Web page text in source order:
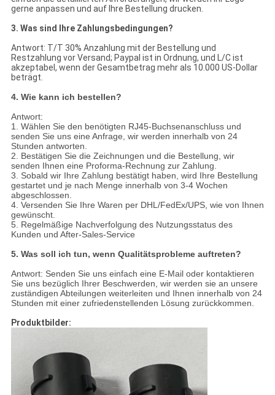
gerne anpassen und auf Ihre Bestellung drucken.
3. Was sind Ihre Zahlungsbedingungen?
Antwort: T/T 30% Anzahlung mit der Bestellung und
Restzahlung vor Versand; Paypal ist in Ordnung, und L/C ist
akzeptabel, wenn der Gesamtbetrag mehr als 10.000 US-Dollar
beträgt.
4. Wie kann ich bestellen?
Antwort:
1. Wählen Sie den benötigten RJ45-Buchsenanschluss und
senden Sie uns eine Anfrage, wir werden innerhalb von 24
Stunden antworten.
2. Bestätigen Sie die Zeichnungen und die Bestellung, wir
senden Ihnen eine Proforma-Rechnung zur Zahlung.
3. Sobald wir Ihre Zahlung bestätigt haben, wird Ihre Bestellung
gestartet und je nach Menge innerhalb von 3-4 Wochen
abgeschlossen.
4. Versenden Sie Ihre Waren per DHL/FedEx/UPS, wie von Ihnen
gewünscht.
5. Regelmäßige Nachverfolgung des Nutzungsstatus des
Kunden und After-Sales-Service
5. Was soll ich tun, wenn Qualitätsprobleme auftreten?
Antwort: Senden Sie uns einfach eine E-Mail oder kontaktieren
Sie uns bezüglich Ihrer Beschwerden, wir werden sie an unsere
zuständigen Abteilungen weiterleiten und Ihnen innerhalb von 24
Stunden mit einer zufriedenstellenden Lösung zurückkommen.
Produktbilder: